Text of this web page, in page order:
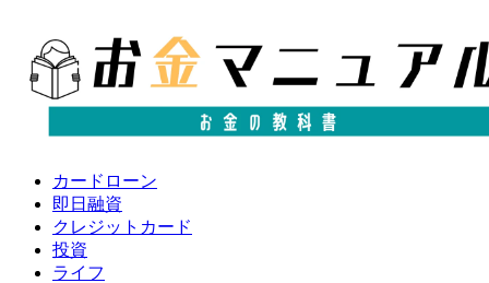
カードローン
即日融資
クレジットカード
投資
ライフ